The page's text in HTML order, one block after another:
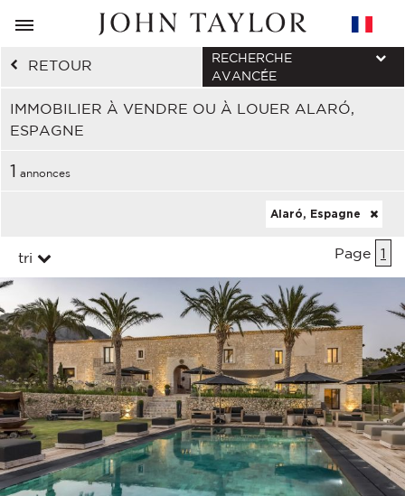
RETOUR
IMMOBILIER À VENDRE OU À LOUER ALARÓ,
ESPAGNE
RECHERCHE
AVANCÉE
1 annonces
Alaró, Espagne
tri Page 1